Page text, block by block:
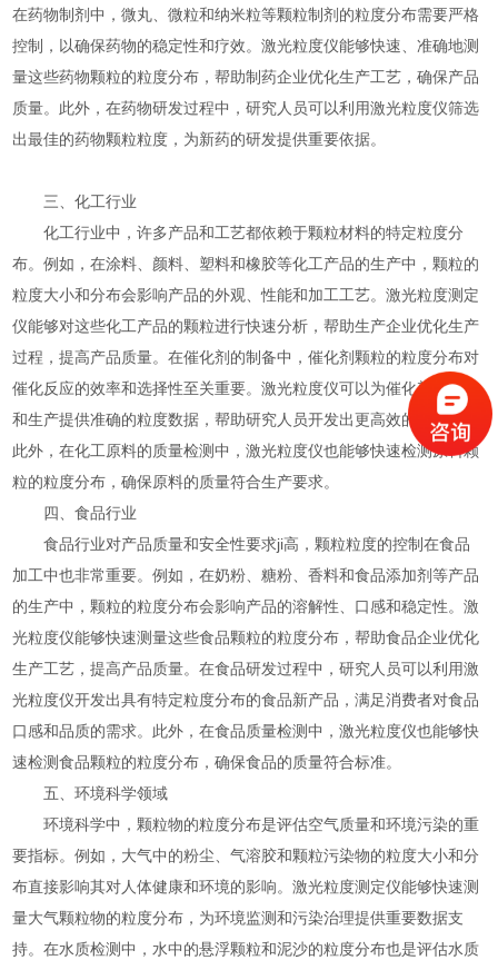
在药物制剂中，微丸、微粒和纳米粒等颗粒制剂的粒度分布需要严格
控制，以确保药物的稳定性和疗效。激光粒度仪能够快速、准确地测
量这些药物颗粒的粒度分布，帮助制药企业优化生产工艺，确保产品
质量。此外，在药物研发过程中，研究人员可以利用激光粒度仪筛选
出最佳的药物颗粒粒度，为新药的研发提供重要依据。
三、化工行业
化工行业中，许多产品和工艺都依赖于颗粒材料的特定粒度分
布。例如，在涂料、颜料、塑料和橡胶等化工产品的生产中，颗粒的
粒度大小和分布会影响产品的外观、性能和加工工艺。激光粒度测定
仪能够对这些化工产品的颗粒进行快速分析，帮助生产企业优化生产
过程，提高产品质量。在催化剂的制备中，催化剂颗粒的粒度分布对
催化反应的效率和选择性至关重要。激光粒度仪可以为催化剂的研发
和生产提供准确的粒度数据，帮助研究人员开发出更高效的催化剂。
此外，在化工原料的质量检测中，激光粒度仪也能够快速检测原料颗
粒的粒度分布，确保原料的质量符合生产要求。
四、食品行业
食品行业对产品质量和安全性要求ji高，颗粒粒度的控制在食品
加工中也非常重要。例如，在奶粉、糖粉、香料和食品添加剂等产品
的生产中，颗粒的粒度分布会影响产品的溶解性、口感和稳定性。激
光粒度仪能够快速测量这些食品颗粒的粒度分布，帮助食品企业优化
生产工艺，提高产品质量。在食品研发过程中，研究人员可以利用激
光粒度仪开发出具有特定粒度分布的食品新产品，满足消费者对食品
口感和品质的需求。此外，在食品质量检测中，激光粒度仪也能够快
速检测食品颗粒的粒度分布，确保食品的质量符合标准。
五、环境科学领域
环境科学中，颗粒物的粒度分布是评估空气质量和环境污染的重
要指标。例如，大气中的粉尘、气溶胶和颗粒污染物的粒度大小和分
布直接影响其对人体健康和环境的影响。激光粒度测定仪能够快速测
量大气颗粒物的粒度分布，为环境监测和污染治理提供重要数据支
持。在水质检测中，水中的悬浮颗粒和泥沙的粒度分布也是评估水质